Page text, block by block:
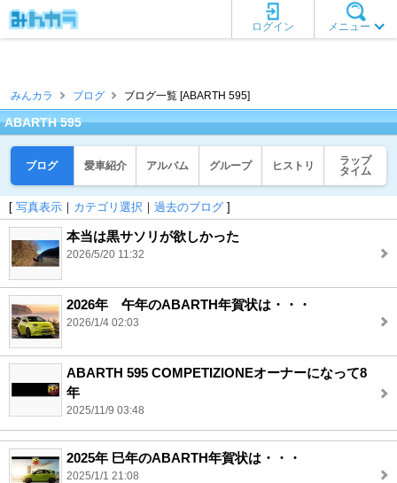
メニュー
ログイン
みんカラ ブログ ブログ一覧 [ABARTH 595]
ABARTH 595
ブログ 愛車紹介 アルバム グループ ヒストリ
ラップ
タイム
[ 写真表示 ｜ カテゴリ選択 ｜ 過去のブログ ]
本当は黒サソリが欲しかった
2026/5/20 11:32
2026年 午年のABARTH年賀状は・・・
2026/1/4 02:03
ABARTH 595 COMPETIZIONEオーナーになって8
年
2025/11/9 03:48
2025年 巳年のABARTH年賀状は・・・
2025/1/1 21:08